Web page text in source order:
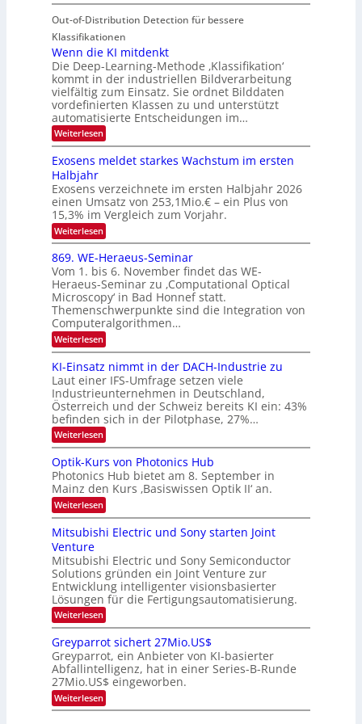
M
a
n
t
i
S
p
e
c
t
r
I
O
N
T
e
c
h
T
a
l
k
u
d
e
r
V
S
O
N
2
0
2
6
c
h
l
a
n
d
e
n
Out-of-Distribution Detection für bessere
Klassifikationen
Wenn die KI mitdenkt
Die Deep-Learning-Methode ‚Klassifikation‘
kommt in der industriellen Bildverarbeitung
vielfältig zum Einsatz. Sie ordnet Bilddaten
vordefinierten Klassen zu und unterstützt
automatisierte Entscheidungen im…
Weiterlesen:
W
n
d
i
e
K
I
m
i
t
d
e
n
k
t
Exosens meldet starkes Wachstum im ersten
Halbjahr
Exosens verzeichnete im ersten Halbjahr 2026
einen Umsatz von 253,1Mio.€ – ein Plus von
15,3% im Vergleich zum Vorjahr.
Weiterlesen:
E
x
o
s
e
n
s
m
e
l
d
e
t
s
t
a
r
k
e
W
a
c
h
s
u
i
m
e
r
s
t
e
n
H
a
l
b
j
a
869. WE-Heraeus-Seminar
Vom 1. bis 6. November findet das WE-
Heraeus-Seminar zu ‚Computational Optical
Microscopy‘ in Bad Honnef statt.
Themenschwerpunkte sind die Integration von
Computeralgorithmen…
Weiterlesen:
8
9
.
W
E
-
H
e
r
a
e
u
s
-
S
e
n
a
r
KI-Einsatz nimmt in der DACH-Industrie zu
Laut einer IFS-Umfrage setzen viele
Industrieunternehmen in Deutschland,
Österreich und der Schweiz bereits KI ein: 43%
befinden sich in der Pilotphase, 27%…
Weiterlesen:
K
-
E
i
n
s
t
n
m
m
t
i
n
d
e
r
D
A
C
H
Optik-Kurs von Photonics Hub
Photonics Hub bietet am 8. September in
Mainz den Kurs ‚Basiswissen Optik II‘ an.
Weiterlesen:
O
p
t
k
-
K
u
r
s
v
o
n
P
h
o
t
o
Mitsubishi Electric und Sony starten Joint
Venture
Mitsubishi Electric und Sony Semiconductor
Solutions gründen ein Joint Venture zur
Entwicklung intelligenter visionsbasierter
Lösungen für die Fertigungsautomatisierung.
Weiterlesen:
M
t
s
u
b
i
s
Greyparrot sichert 27Mio.US$
Greyparrot, ein Anbieter von KI-basierter
Abfallintelligenz, hat in einer Series-B-Runde
27Mio.US$ eingeworben.
Weiterlesen:
G